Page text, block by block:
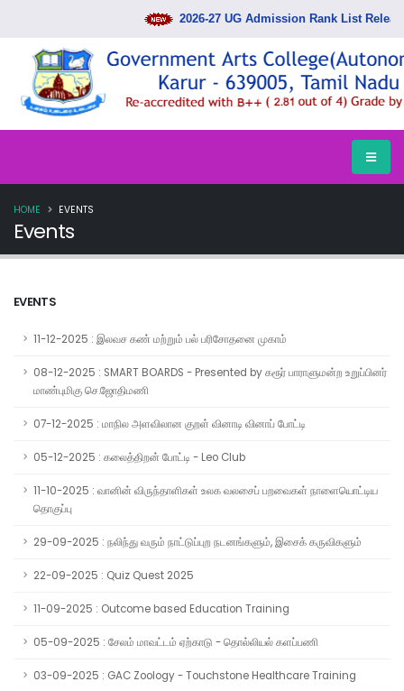
2026-27 UG Admission Rank List Released
Events
HOME EVENTS
EVENTS
11-12-2025 : இலவச கண் மற்றும் பல் பரிசோதனை முகாம்
08-12-2025 : SMART BOARDS - Presented by கரூர் பாராளுமன்ற உறுப்பினர்
மாண்புமிகு செ.ஜோதிமணி
07-12-2025 : மாநில அளவிலான குறள் வினாடி வினாப் போட்டி
05-12-2025 : கலைத்திறன் போட்டி - Leo Club
11-10-2025 : வானின் விருந்தாளிகள் உலக வலசைப் பறவைகள் நாளையொட்டிய
தொகுப்பு
29-09-2025 : நலிந்து வரும் நாட்டுப்புற நடனங்களும், இசைக் கருவிகளும்
22-09-2025 : Quiz Quest 2025
11-09-2025 : Outcome based Education Training
05-09-2025 : சேலம் மாவட்டம் ஏற்காடு - தொல்லியல் களப்பணி
03-09-2025 : GAC Zoology - Touchstone Healthcare Training